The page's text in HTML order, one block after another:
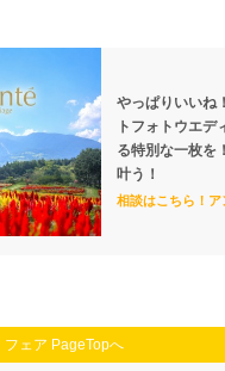
やっぱりいいね
トフォトウエ
る特別な一枚を
叶う！
相談はこちら！
ェア PageTopへ